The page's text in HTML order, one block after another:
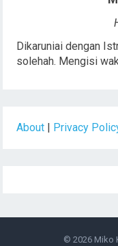
Dikaruniai dengan
solehah. Mengisi
About Privacy
© 2026 Miko